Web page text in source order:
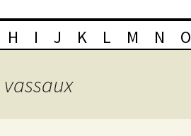
H I J K L M N O